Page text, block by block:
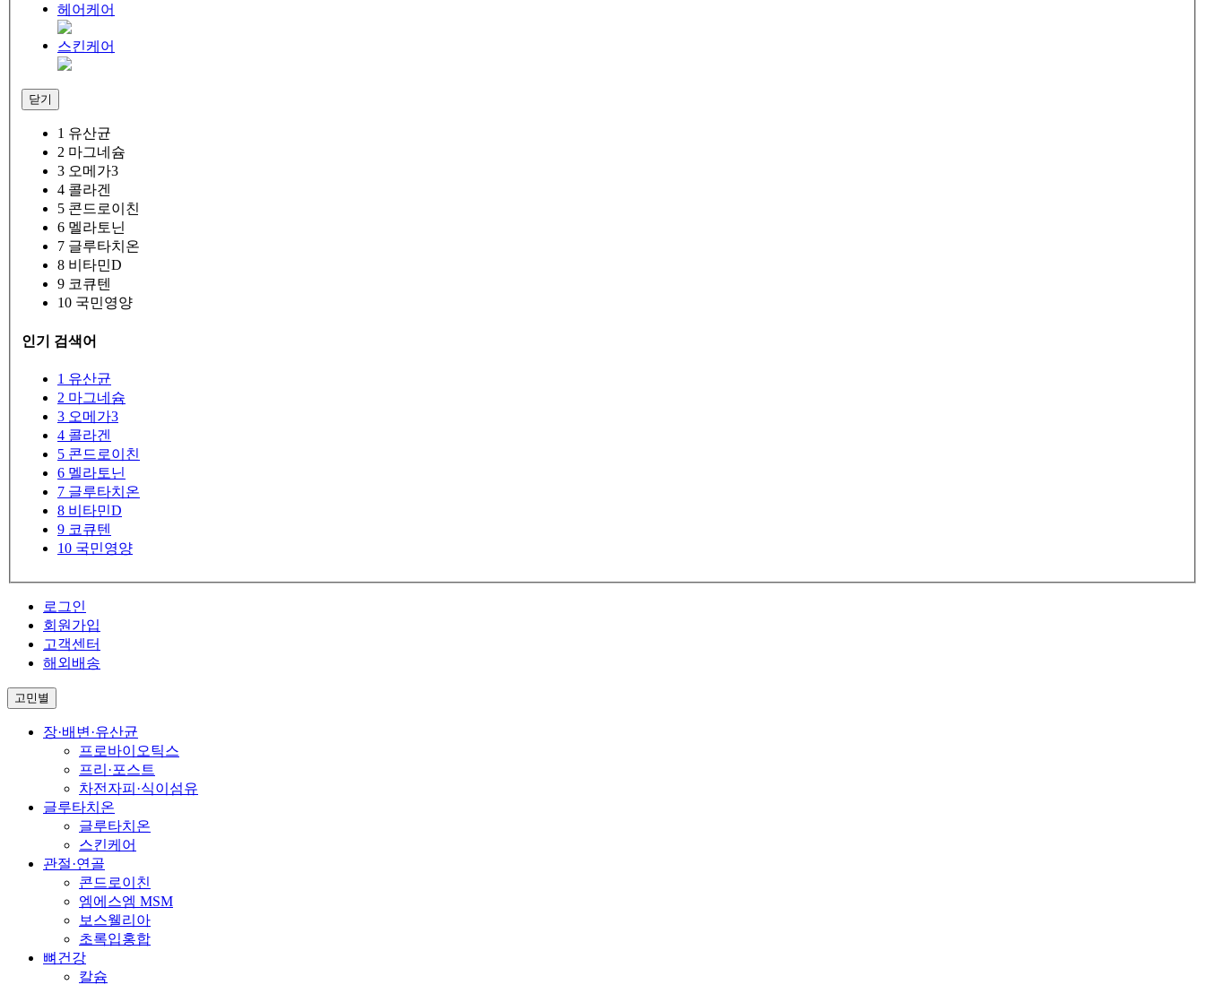
헤어케어
스킨케어
닫기
1 유산균
2 마그네슘
3 오메가3
4 콜라겐
5 콘드로이친
6 멜라토닌
7 글루타치온
8 비타민D
9 코큐텐
10 국민영양
인기 검색어
1 유산균
2 마그네슘
3 오메가3
4 콜라겐
5 콘드로이친
6 멜라토닌
7 글루타치온
8 비타민D
9 코큐텐
10 국민영양
로그인
회원가입
고객센터
해외배송
고민별
장·배변·유산균
프로바이오틱스
프리·포스트
차전자피·식이섬유
글루타치온
글루타치온
스킨케어
관절·연골
콘드로이친
엠에스엠 MSM
보스웰리아
초록입홍합
뼈건강
칼슘